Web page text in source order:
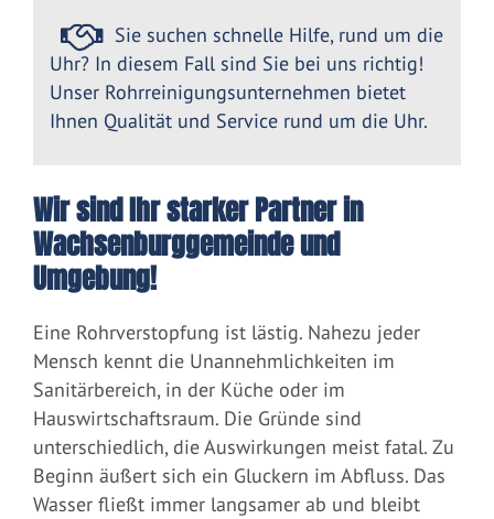
Sie suchen schnelle Hilfe, rund um die
Uhr? In diesem Fall sind Sie bei uns richtig!
Unser Rohrreinigungsunternehmen bietet
Ihnen Qualität und Service rund um die Uhr.
Wir sind Ihr starker Partner in
Wachsenburggemeinde und
Umgebung!
Eine Rohrverstopfung ist lästig. Nahezu jeder
Mensch kennt die Unannehmlichkeiten im
Sanitärbereich, in der Küche oder im
Hauswirtschaftsraum. Die Gründe sind
unterschiedlich, die Auswirkungen meist fatal. Zu
Beginn äußert sich ein Gluckern im Abfluss. Das
Wasser fließt immer langsamer ab und bleibt